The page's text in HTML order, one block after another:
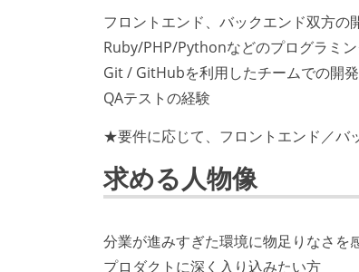
フロントエンド、バックエンド双方の
Ruby/PHP/Pythonなどのプログラミン
Git / GitHubを利用したチームでの開発
QAテストの経験
★要件に応じて、フロントエンド／バ
求める人物像
分業が進みすぎた環境に物足りなさを
プロダクトに深く入り込みたい方